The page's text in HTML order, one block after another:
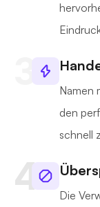
Namen
den
schnell
Die